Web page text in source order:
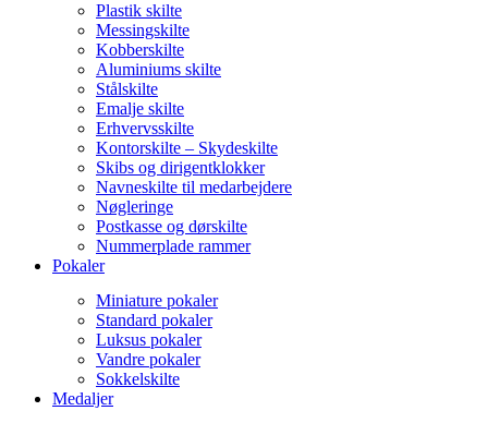
Plastik skilte
Messingskilte
Kobberskilte
Aluminiums skilte
Stålskilte
Emalje skilte
Erhvervsskilte
Kontorskilte – Skydeskilte
Skibs og dirigentklokker
Navneskilte til medarbejdere
Nøgleringe
Postkasse og dørskilte
Nummerplade rammer
Pokaler
Miniature pokaler
Standard pokaler
Luksus pokaler
Vandre pokaler
Sokkelskilte
Medaljer